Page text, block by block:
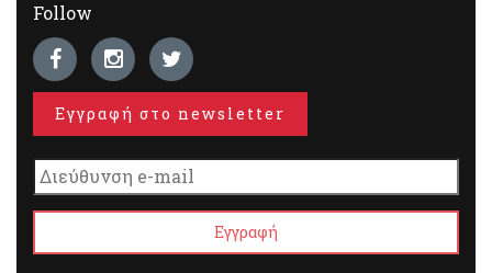
Follow
Εγγραφή στο newsletter